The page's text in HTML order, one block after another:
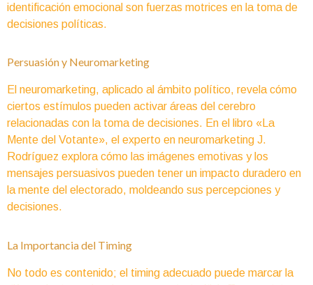
identificación emocional son fuerzas motrices en la toma de
decisiones políticas.
Persuasión y Neuromarketing
El neuromarketing, aplicado al ámbito político, revela cómo
ciertos estímulos pueden activar áreas del cerebro
relacionadas con la toma de decisiones. En el libro «La
Mente del Votante», el experto en neuromarketing J.
Rodríguez explora cómo las imágenes emotivas y los
mensajes persuasivos pueden tener un impacto duradero en
la mente del electorado, moldeando sus percepciones y
decisiones.
La Importancia del Timing
No todo es contenido; el timing adecuado puede marcar la